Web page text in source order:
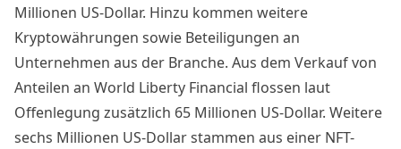
Millionen US-Dollar. Hinzu kommen weitere
Kryptowährungen sowie Beteiligungen an
Unternehmen aus der Branche. Aus dem Verkauf von
Anteilen an World Liberty Financial flossen laut
Offenlegung zusätzlich 65 Millionen US-Dollar. Weitere
sechs Millionen US-Dollar stammen aus einer NFT-